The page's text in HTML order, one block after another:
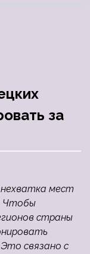
за
мест
Чтобы
страны
связано с